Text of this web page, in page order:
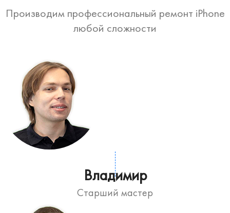
Производим профессиональный ремонт iPhone
любой сложности
Владимир
Старший мастер